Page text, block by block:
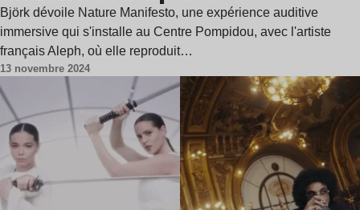
Björk dévoile Nature Manifesto, une expérience auditive
immersive qui s'installe au Centre Pompidou, avec l'artiste
français Aleph, où elle reproduit…
13 novembre 2024